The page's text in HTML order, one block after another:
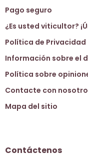
Pago seguro
¿Es usted viticultor?
Política de Privacidad
Información sobre el
Política sobre
Contacte con
Mapa del sitio
Contáctenos